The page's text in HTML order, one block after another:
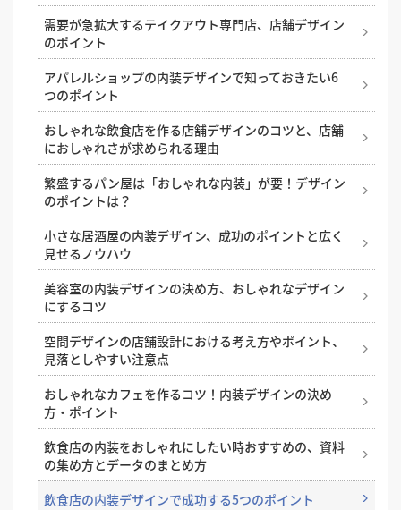
需要が急拡大するテイクアウト専門店、店舗デザイン
のポイント
アパレルショップの内装デザインで知っておきたい6
つのポイント
おしゃれな飲食店を作る店舗デザインのコツと、店舗
におしゃれさが求められる理由
繁盛するパン屋は「おしゃれな内装」が要！デザイン
のポイントは？
小さな居酒屋の内装デザイン、成功のポイントと広く
見せるノウハウ
美容室の内装デザインの決め方、おしゃれなデザイン
にするコツ
空間デザインの店舗設計における考え方やポイント、
見落としやすい注意点
おしゃれなカフェを作るコツ！内装デザインの決め
方・ポイント
飲食店の内装をおしゃれにしたい時おすすめの、資料
の集め方とデータのまとめ方
飲食店の内装デザインで成功する5つのポイント